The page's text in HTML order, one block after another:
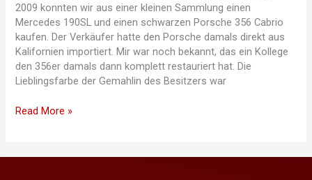
2009 konnten wir aus einer kleinen Sammlung einen
Mercedes 190SL und einen schwarzen Porsche 356 Cabrio
kaufen. Der Verkäufer hatte den Porsche damals direkt aus
Kalifornien importiert. Mir war noch bekannt, das ein Kollege
den 356er damals dann komplett restauriert hat. Die
Lieblingsfarbe der Gemahlin des Besitzers war
Flashback:
Read More »